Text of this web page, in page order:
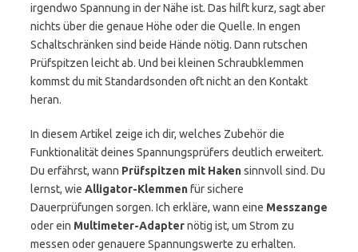
irgendwo Spannung in der Nähe ist. Das hilft kurz, sagt aber
nichts über die genaue Höhe oder die Quelle. In engen
Schaltschränken sind beide Hände nötig. Dann rutschen
Prüfspitzen leicht ab. Und bei kleinen Schraubklemmen
kommst du mit Standardsonden oft nicht an den Kontakt
heran.
In diesem Artikel zeige ich dir, welches Zubehör die
Funktionalität deines Spannungsprüfers deutlich erweitert.
Du erfährst, wann Prüfspitzen mit Hakensinnvoll sind. Du
lernst, wie Alligator-Klemmenfür sichere
Dauerprüfungen sorgen. Ich erkläre, wann eine Messzange
oder ein Multimeter-Adapternötig ist, um Strom zu
messen oder genauere Spannungswerte zu erhalten.